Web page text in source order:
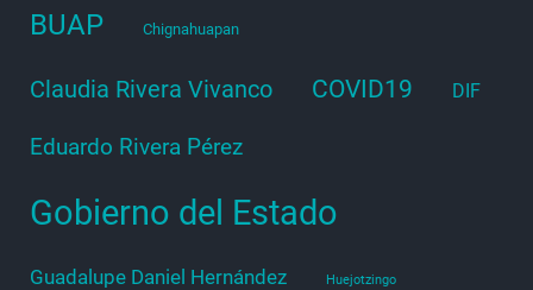
BUAP Chignahuapan
Claudia Rivera Vivanco COVID19 DIF
Eduardo Rivera Pérez
Gobierno del Estado
Guadalupe Daniel Hernández Huejotzingo